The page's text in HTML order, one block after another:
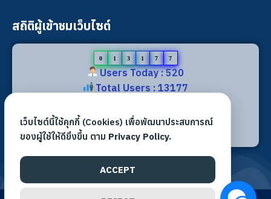
สถิติผู้เข้าชมเว็บไซต์
0 1 3 1 7 7
Users Today : 520
Total Users : 13177
Total views : 30903
Who's Online : 0
เว็บไซต์นี้ใช้คุกกี้ (Cookies) เพื่อพัฒนาประสบการณ์
ของผู้ใช้ให้ดียิ่งขึ้น ตาม Privacy Policy.
ACCEPT